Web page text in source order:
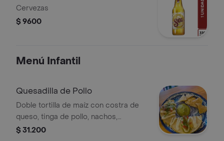
Cervezas
$ 9600
Menú Infantil
Quesadilla de Pollo
Doble tortilla de maíz con costra de
queso, tinga de pollo, nachos,
guacamole, huevo sorpresa y jugo hit
$ 31.200